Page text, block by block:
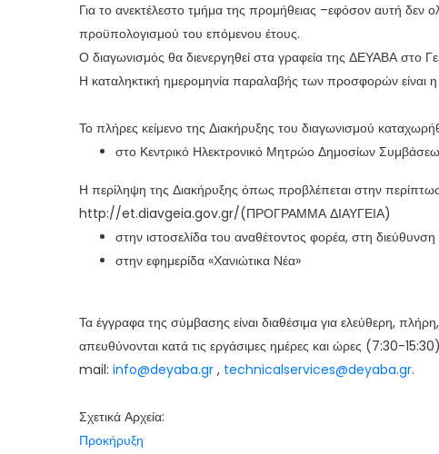
Για το ανεκτέλεστο τμήμα της προμήθειας –εφόσον αυτή δεν
προϋπολογισμού του επόμενου έτους.
Ο διαγωνισμός θα διενεργηθεί στα γραφεία της ΔΕΥΑΒΑ στο
Η καταληκτική ημερομηνία παραλαβής των προσφορών είναι
Το πλήρες κείμενο της Διακήρυξης του διαγωνισμού
στο Κεντρικό Ηλεκτρονικό Μητρώο Δημοσίων
Η περίληψη της Διακήρυξης όπως προβλέπεται στην
http://et.diavgeia.gov.gr/(ΠΡΟΓΡΑΜΜΑ ΔΙΑΥΓΕΙΑ)
στην ιστοσελίδα του αναθέτοντος φορέα, στη
στην εφημερίδα «Χανιώτικα Νέα»
Τα έγγραφα της σύμβασης είναι διαθέσιμα για ελεύθερη,
απευθύνονται κατά τις εργάσιμες ημέρες και ώρες (7:30-
mail: info@deyaba.gr , technicalservices@deyaba.gr.
Σχετικά Αρχεία:
Προκήρυξη